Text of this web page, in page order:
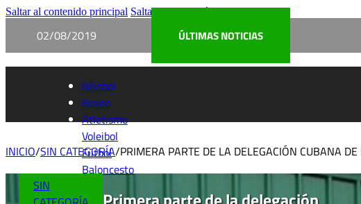
Saltar al contenido principal Saltar al pie de página
02/08/2019 ÚLTIMAS NOTICIAS
Béisbol
Boxeo
Atletismo
Voleibol
Fútbol
Baloncesto
INICIO/SIN CATEGORÍA/PRIMERA PARTE DE LA DELEGACIÓN CUBANA
SIN